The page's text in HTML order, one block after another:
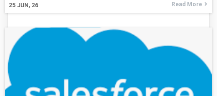
25 JUN, 26
构建每个用户的 BillingStatus。 Expected Output: 重点是把
BillingStatus 对象，初始时 ad_delivery_pennies
Read More